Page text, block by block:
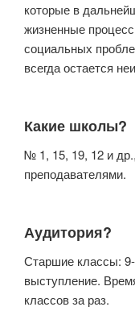
которые в
жизненные
социальных
всегда остается
Какие школы?
№ 1, 15, 19, 12 и
преподавателями.
Аудитория?
Старшие классы:
выступление.
классов за раз.